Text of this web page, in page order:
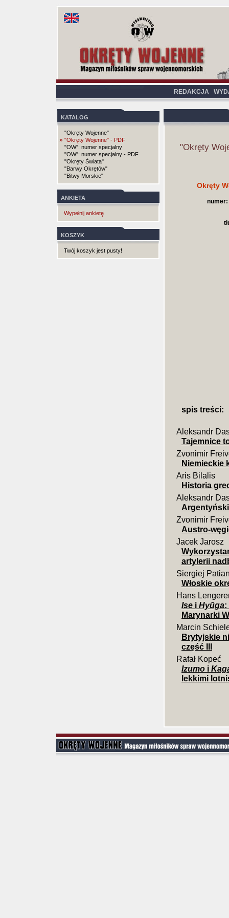
REDAKCJA
KATALOG
"Okręty Wojenne"
» "Okręty Wojenne" - PDF
"OW": numer specjalny
"OW": numer specjalny - PDF
"Okręty Świata"
"Barwy Okrętów"
"Bitwy Morskie"
ANKIETA
Wypełnij ankietę
KOSZYK
Twój koszyk jest pusty!
"Okręty
Okręty
numer:
spis treści:
Aleksandr
Tajemnice
Zvonimir
Niemieckie
Aris Bilalis
Historia
Aleksandr
Zvonimir
Austro-
Jacek Jarosz
artylerii
Siergiej
Włoskie
Hans
Ise i Hyūga:
Marynarki
Marcin
Brytyjskie
część III
Rafał Kopeć
Izumo i
lekkimi